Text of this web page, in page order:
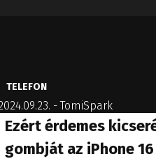
TELEFON
-TomiSpark
Ezért érdemes
gombját az iPhone